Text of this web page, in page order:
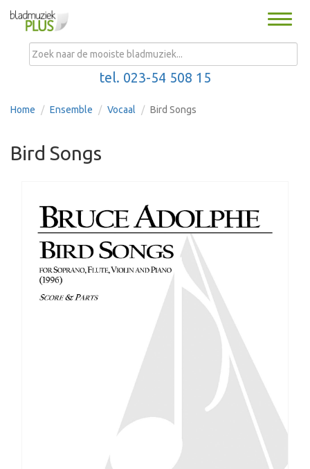
Toggle
tel. 023-54 508 15
MENU
Home Ensemble Vocaal Bird Songs
Bird Songs